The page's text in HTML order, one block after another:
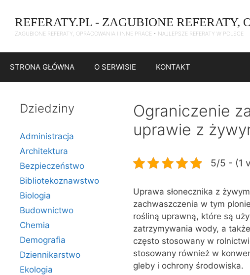
treści
REFERATY.PL - ZAGUBIONE REFERATY,
ZAGUBIONE REFERATY, OPRACOWANIA I INNE PRACE • NAJLEPSZE REFERATY W POLSCE
STRONA GŁÓWNA O SERWISIE KONTAKT
Ograniczenie
uprawie z
5/5 - (1
Uprawa słonecznika z
zachwaszczenia w tym
rośliną uprawną, które są
zatrzymywania wody, a
często stosowany w
stosowany również w
gleby i ochrony środowiska.
Dziedziny
Administracja
Architektura
Bezpieczeństwo
Bibliotekoznawstwo
Biologia
Budownictwo
Chemia
Demografia
Dziennikarstwo
Ekologia